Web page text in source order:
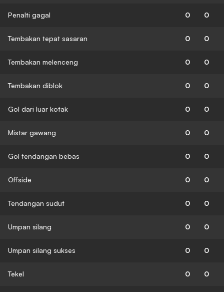
Penalti gagal 0 0
Tembakan tepat sasaran 0 0
Tembakan melenceng 0 0
Tembakan diblok 0 0
Gol dari luar kotak 0 0
Mistar gawang 0 0
Gol tendangan bebas 0 0
Offside 0 0
Tendangan sudut 0 0
Umpan silang 0 0
Umpan silang sukses 0 0
Tekel 0 0